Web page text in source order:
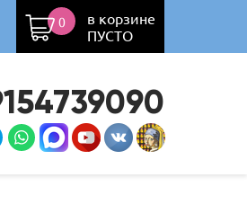
в корзине
ПУСТО
0